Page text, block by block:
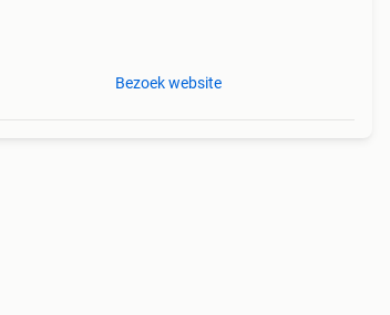
Bezoek website